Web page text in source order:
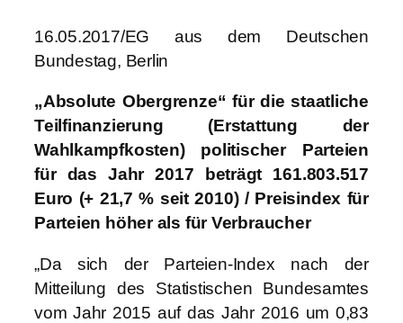
16.05.2017/EG aus dem Deutschen
Bundestag, Berlin
„Absolute Obergrenze“ für die staatliche
Teilfinanzierung (Erstattung der
Wahlkampfkosten) politischer Parteien
für das Jahr 2017 beträgt 161.803.517
Euro (+ 21,7 % seit 2010) / Preisindex für
Parteien höher als für Verbraucher
„Da sich der Parteien-Index nach der
Mitteilung des Statistischen Bundesamtes
vom Jahr 2015 auf das Jahr 2016 um 0,83